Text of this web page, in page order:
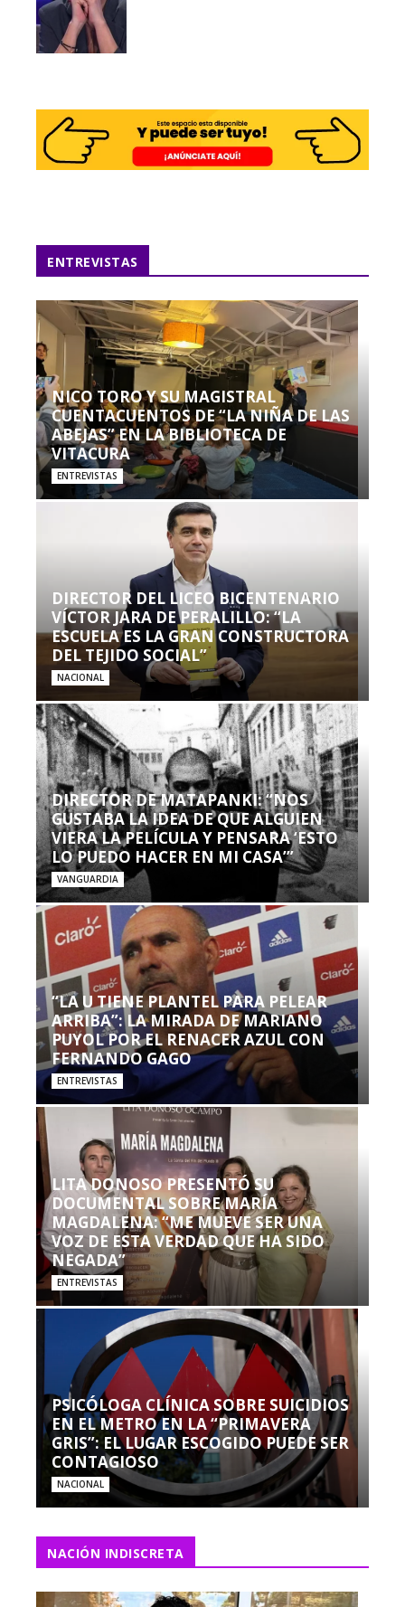
ENTREVISTAS
NICO TORO Y SU MAGISTRAL
CUENTACUENTOS DE “LA NIÑA DE LAS
ABEJAS” EN LA BIBLIOTECA DE
VITACURA
ENTREVISTAS
DIRECTOR DEL LICEO BICENTENARIO
VÍCTOR JARA DE PERALILLO: “LA
ESCUELA ES LA GRAN CONSTRUCTORA
DEL TEJIDO SOCIAL”
NACIONAL
DIRECTOR DE MATAPANKI: “NOS
GUSTABA LA IDEA DE QUE ALGUIEN
VIERA LA PELÍCULA Y PENSARA ‘ESTO
LO PUEDO HACER EN MI CASA’”
VANGUARDIA
“LA U TIENE PLANTEL PARA PELEAR
ARRIBA”: LA MIRADA DE MARIANO
PUYOL POR EL RENACER AZUL CON
FERNANDO GAGO
ENTREVISTAS
LITA DONOSO PRESENTÓ SU
DOCUMENTAL SOBRE MARÍA
MAGDALENA: “ME MUEVE SER UNA
VOZ DE ESTA VERDAD QUE HA SIDO
NEGADA”
ENTREVISTAS
PSICÓLOGA CLÍNICA SOBRE SUICIDIOS
EN EL METRO EN LA “PRIMAVERA
GRIS”: EL LUGAR ESCOGIDO PUEDE SER
CONTAGIOSO
NACIONAL
NACIÓN INDISCRETA